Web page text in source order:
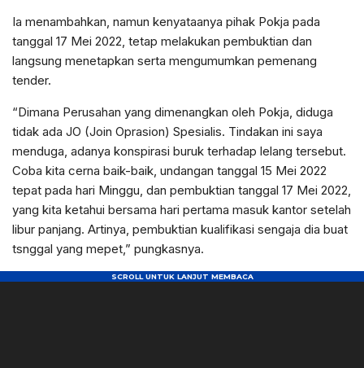
Ia menambahkan, namun kenyataanya pihak Pokja pada
tanggal 17 Mei 2022, tetap melakukan pembuktian dan
langsung menetapkan serta mengumumkan pemenang
tender.
“Dimana Perusahan yang dimenangkan oleh Pokja, diduga
tidak ada JO (Join Oprasion) Spesialis. Tindakan ini saya
menduga, adanya konspirasi buruk terhadap lelang tersebut.
Coba kita cerna baik-baik, undangan tanggal 15 Mei 2022
tepat pada hari Minggu, dan pembuktian tanggal 17 Mei 2022,
yang kita ketahui bersama hari pertama masuk kantor setelah
libur panjang. Artinya, pembuktian kualifikasi sengaja dia buat
tsnggal yang mepet,” pungkasnya.